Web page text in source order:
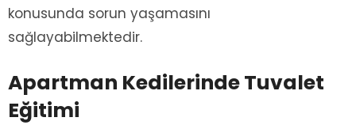
konusunda sorun yaşamasını
sağlayabilmektedir.
Apartman Kedilerinde Tuvalet
Eğitimi